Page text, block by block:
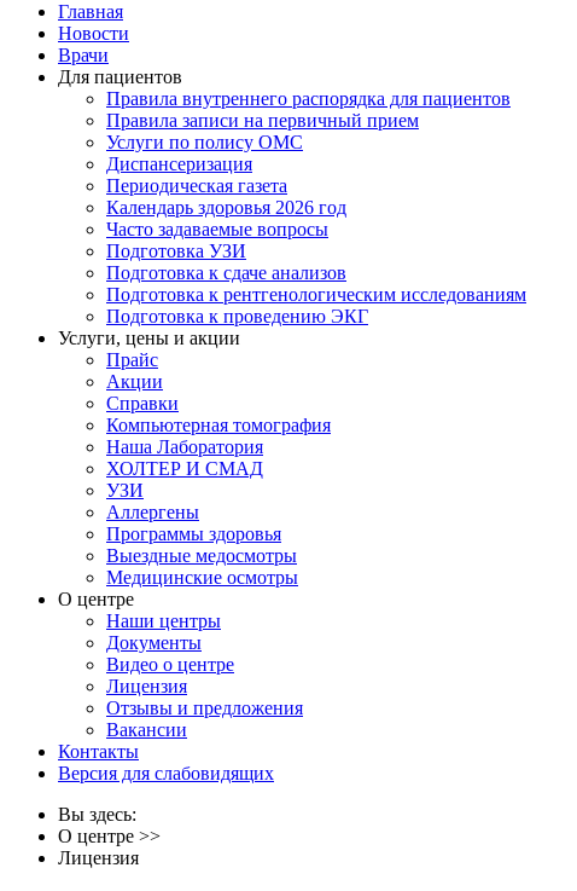
Главная
Новости
Врачи
Для пациентов
Правила внутреннего распорядка для пациентов
Правила записи на первичный прием
Услуги по полису ОМС
Диспансеризация
Периодическая газета
Календарь здоровья 2026 год
Часто задаваемые вопросы
Подготовка УЗИ
Подготовка к сдаче анализов
Подготовка к рентгенологическим исследованиям
Подготовка к проведению ЭКГ
Услуги, цены и акции
Прайс
Акции
Справки
Компьютерная томография
Наша Лаборатория
ХОЛТЕР И СМАД
УЗИ
Аллергены
Программы здоровья
Выездные медосмотры
Медицинские осмотры
О центре
Наши центры
Документы
Видео о центре
Лицензия
Отзывы и предложения
Вакансии
Контакты
Версия для слабовидящих
Вы здесь:
О центре >>
Лицензия